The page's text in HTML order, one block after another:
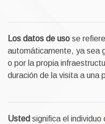
Los datos de uso se
automáticamente, ya sea
o por la propia
duración de la visita a una
Usted significa el